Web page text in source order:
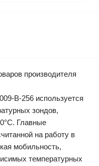
производителя
B-256 используется
зондов,
Главные
на работу в
мобильность,
температурных